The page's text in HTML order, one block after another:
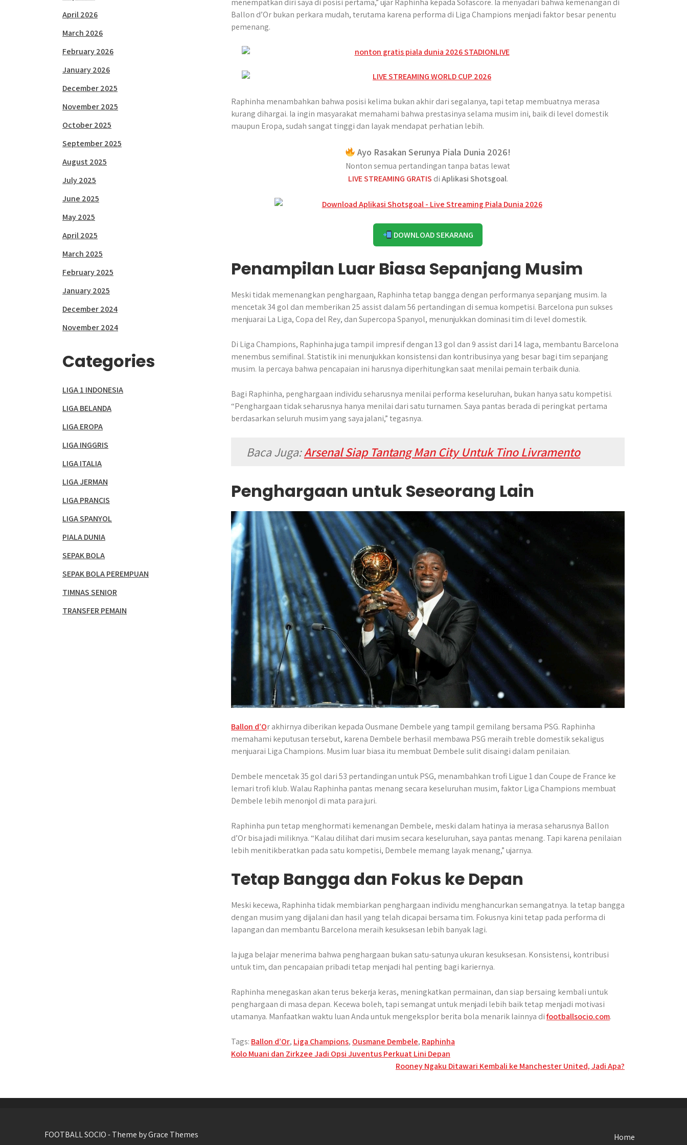
menempatkan diri saya di posisi pertama,” ujar Raphinha kepada Sofascore. Ia menyadari bahwa kemenangan di
Ballon d’Or bukan perkara mudah, terutama karena performa di Liga Champions menjadi faktor besar penentu
pemenang.
Raphinha menambahkan bahwa posisi kelima bukan akhir dari segalanya, tapi tetap membuatnya merasa
kurang dihargai. Ia ingin masyarakat memahami bahwa prestasinya selama musim ini, baik di level domestik
maupun Eropa, sudah sangat tinggi dan layak mendapat perhatian lebih.
Ayo Rasakan Serunya Piala Dunia 2026!
Nonton semua pertandingan tanpa batas lewat
LIVE STREAMING GRATIS diAplikasi Shotsgoal.
DOWNLOAD SEKARANG
Penampilan Luar Biasa Sepanjang Musim
Meski tidak memenangkan penghargaan, Raphinha tetap bangga dengan performanya sepanjang musim. Ia
mencetak 34 gol dan memberikan 25 assist dalam 56 pertandingan di semua kompetisi. Barcelona pun sukses
menjuarai La Liga, Copa del Rey, dan Supercopa Spanyol, menunjukkan dominasi tim di level domestik.
Di Liga Champions, Raphinha juga tampil impresif dengan 13 gol dan 9 assist dari 14 laga, membantu Barcelona
menembus semifinal. Statistik ini menunjukkan konsistensi dan kontribusinya yang besar bagi tim sepanjang
musim. Ia percaya bahwa pencapaian ini harusnya diperhitungkan saat menilai pemain terbaik dunia.
Bagi Raphinha, penghargaan individu seharusnya menilai performa keseluruhan, bukan hanya satu kompetisi.
“Penghargaan tidak seharusnya hanya menilai dari satu turnamen. Saya pantas berada di peringkat pertama
berdasarkan seluruh musim yang saya jalani,” tegasnya.
Baca Juga:Arsenal Siap Tantang Man City Untuk Tino Livramento
Penghargaan untuk Seseorang Lain
Ballon d’Or akhirnya diberikan kepada Ousmane Dembele yang tampil gemilang bersama PSG. Raphinha
memahami keputusan tersebut, karena Dembele berhasil membawa PSG meraih treble domestik sekaligus
menjuarai Liga Champions. Musim luar biasa itu membuat Dembele sulit disaingi dalam penilaian.
Dembele mencetak 35 gol dari 53 pertandingan untuk PSG, menambahkan trofi Ligue 1 dan Coupe de France ke
lemari trofi klub. Walau Raphinha pantas menang secara keseluruhan musim, faktor Liga Champions membuat
Dembele lebih menonjol di mata para juri.
Raphinha pun tetap menghormati kemenangan Dembele, meski dalam hatinya ia merasa seharusnya Ballon
d’Or bisa jadi miliknya. “Kalau dilihat dari musim secara keseluruhan, saya pantas menang. Tapi karena penilaian
lebih menitikberatkan pada satu kompetisi, Dembele memang layak menang,” ujarnya.
Tetap Bangga dan Fokus ke Depan
Meski kecewa, Raphinha tidak membiarkan penghargaan individu menghancurkan semangatnya. Ia tetap bangga
dengan musim yang dijalani dan hasil yang telah dicapai bersama tim. Fokusnya kini tetap pada performa di
lapangan dan membantu Barcelona meraih kesuksesan lebih banyak lagi.
Ia juga belajar menerima bahwa penghargaan bukan satu-satunya ukuran kesuksesan. Konsistensi, kontribusi
untuk tim, dan pencapaian pribadi tetap menjadi hal penting bagi kariernya.
Raphinha menegaskan akan terus bekerja keras, meningkatkan permainan, dan siap bersaing kembali untuk
penghargaan di masa depan. Kecewa boleh, tapi semangat untuk menjadi lebih baik tetap menjadi motivasi
utamanya. Manfaatkan waktu luan Anda untuk mengeksplor berita bola menarik lainnya difootballsocio.com.
Tags: Ballon d’Or, Liga Champions, Ousmane Dembele, Raphinha
Post
Kolo Muani dan Zirkzee Jadi Opsi Juventus Perkuat Lini Depan
Rooney Ngaku Ditawari Kembali ke Manchester United, Jadi Apa?
April 2026
March 2026
February 2026
January 2026
December 2025
November 2025
October 2025
September 2025
August 2025
July 2025
June 2025
May 2025
April 2025
March 2025
February 2025
January 2025
December 2024
November 2024
Categories
LIGA 1 INDONESIA
LIGA BELANDA
LIGA EROPA
LIGA INGGRIS
LIGA ITALIA
LIGA JERMAN
LIGA PRANCIS
LIGA SPANYOL
PIALA DUNIA
SEPAK BOLA
SEPAK BOLA PEREMPUAN
TIMNAS SENIOR
TRANSFER PEMAIN
FOOTBALL SOCIO - Theme by Grace Themes Home